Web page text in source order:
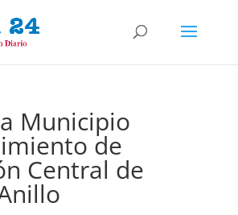
Municipio
de
Central de